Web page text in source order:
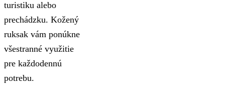
turistiku alebo
prechádzku. Kožený
ruksak vám ponúkne
všestranné využitie
pre každodennú
potrebu.